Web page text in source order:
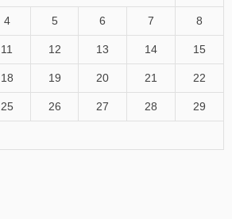
4 5 6 7 8
11 12 13 14 15
18 19 20 21 22
25 26 27 28 29